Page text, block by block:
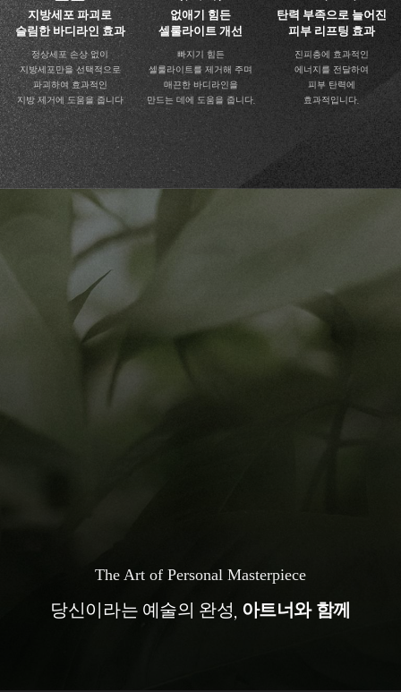
지방세포 파괴로
슬림한 바디라인 효과
정상세포 손상 없이
지방세포만을 선택적으로
파괴하여 효과적인
지방 제거에 도움을 줍니다
없애기 힘든
셀룰라이트 개선
빠지기 힘든
셀룰라이트를 제거해 주며
매끈한 바디라인을
만드는 데에 도움을 줍니다.
탄력 부족으로 늘어진
피부 리프팅 효과
진피층에 효과적인
에너지를 전달하여
피부 탄력에
효과적입니다.
The Art of Personal Masterpiece
당신이라는 예술의 완성, 아트너와 함께